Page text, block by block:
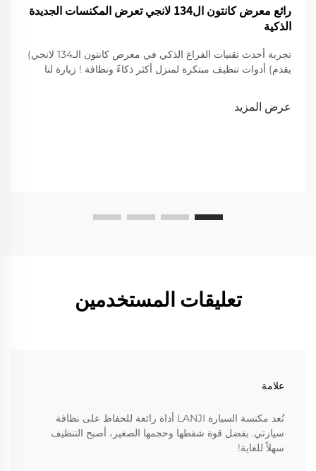
رائع معرض كانتون ال134 لانجي تعرض المكنسات الجديدة
الذكية
تجربة أحدث تقنيات الفراغ الذكي في معرض كانتون الـ134 لانجي)
يقدم) أدوات تنظيف مبتكرة لمنزل أكثر ذكاءً ونظافة ! زيارة لنا
عرض المزيد
تعليقات المستخدمين
علامة
تُعد مكنسة السيارة LANJI أداة رائعة للحفاظ على نظافة
سيارتي. بفضل قوة شفطها وحجمها الصغير، أصبح التنظيف
سهلاً للغاية!